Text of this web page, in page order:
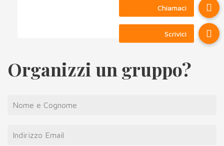
Organizzi un gruppo?